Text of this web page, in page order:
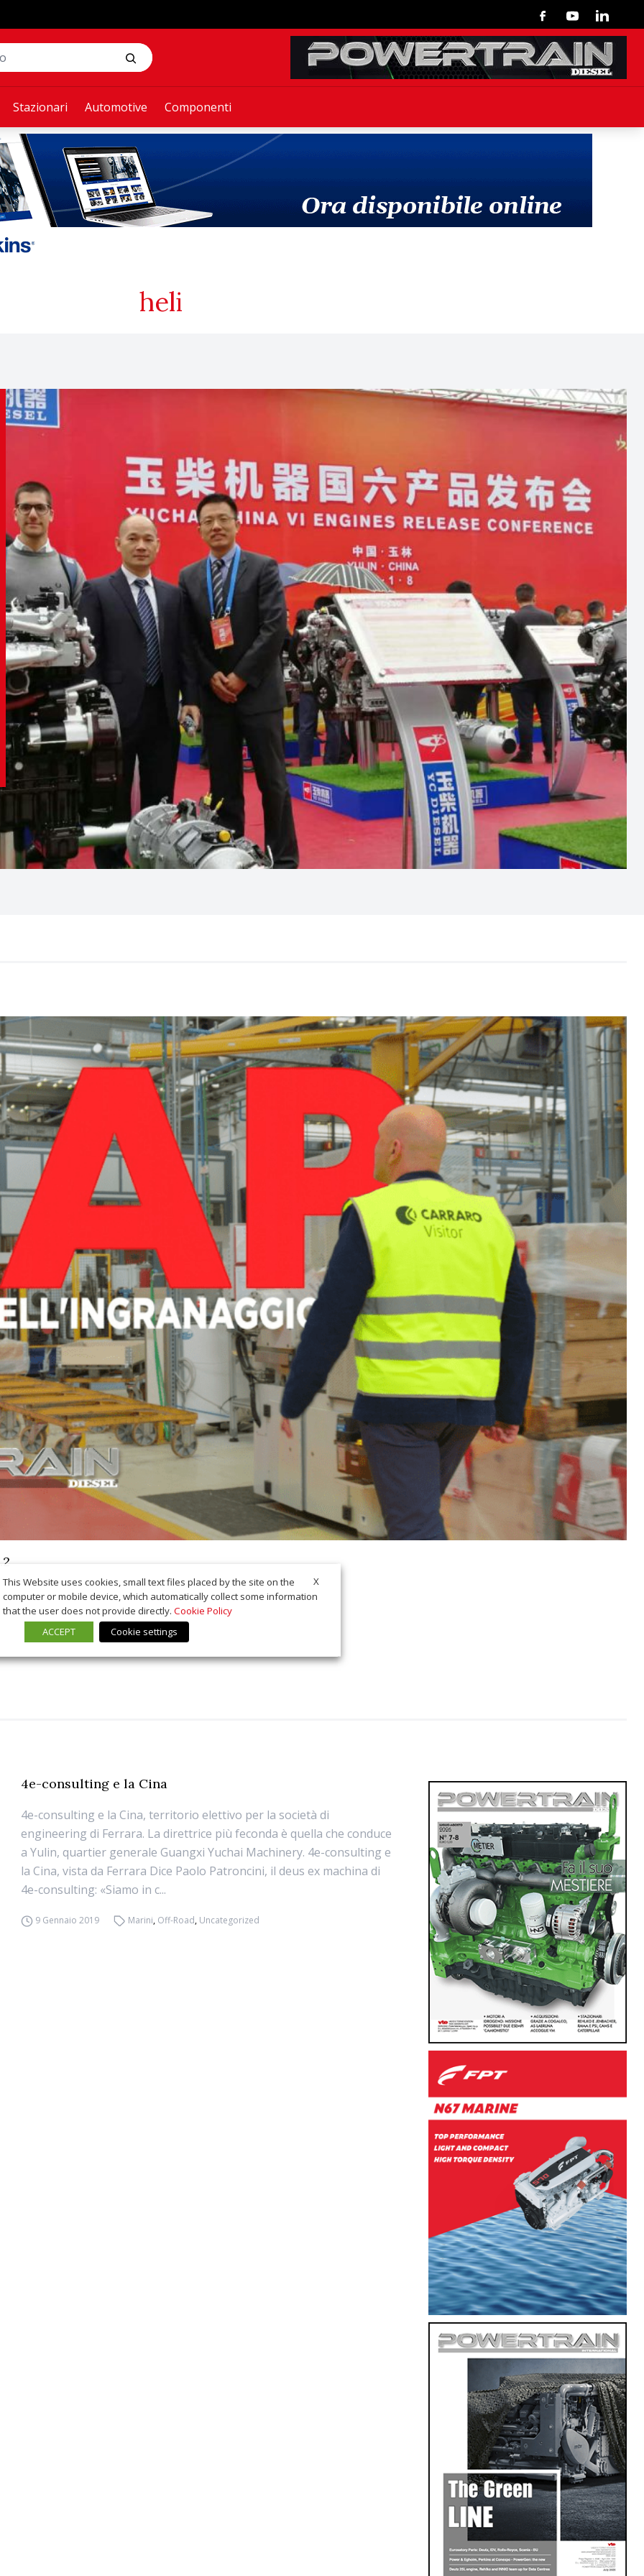
Stazionari Automotive Componenti
FacebookYoutubeLinkedin
heli
4e-consulting e la Cina
4e-consulting e la Cina, territorio elettivo per la società di
engineering di Ferrara. La direttrice più feconda è quella che conduce
a Yulin, quartier generale Guangxi Yuchai Machinery. 4e-consulting e
la Cina, vista da Ferrara Dice Paolo Patroncini, il deus ex machina di
4e-consulting: «Siamo in c...
9 Gennaio 2019 Marini, Off-Road, Uncategorized
X
This Website uses cookies, small text files placed by the site on the
computer or mobile device, which automatically collect some information
that the user does not provide directly. Cookie Policy
ACCEPT
Cookie settings